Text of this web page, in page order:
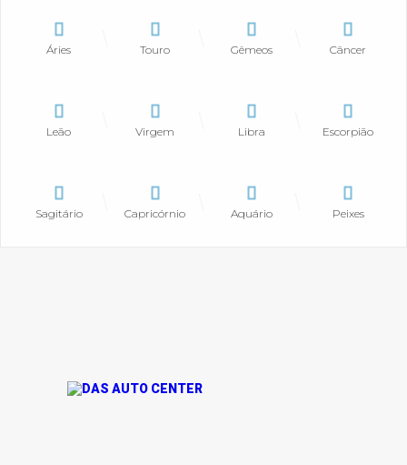
Áries Touro Gêmeos Câncer
Leão Virgem Libra Escorpião
Sagitário Capricórnio Aquário Peixes